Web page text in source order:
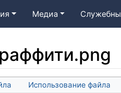
Медиа
Использование файла